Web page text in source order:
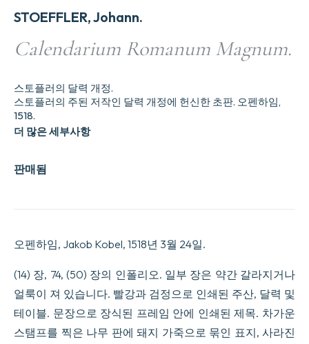
STOEFFLER, Johann.
Calendarium Romanum Magnum.
판매됨
스토플러의 달력 개정.
스토플러의 주된 저작인 달력 개정에 헌신한 초판. 오펜하임,
1518.
더 많은 세부사항
오펜하임, Jakob Kobel, 1518년 3월 24일.
(14) 장, 74, (50) 장의 인폴리오. 일부 장은 약간 갈라지거나
얼룩이 져 있습니다. 빨강과 검정으로 인쇄된 주산, 달력 및
테이블. 문장으로 장식된 프레임 안에 인쇄된 제목. 차가운
스탬프를 찍은 나무 판에 돼지 가죽으로 묶인 표지, 사라진